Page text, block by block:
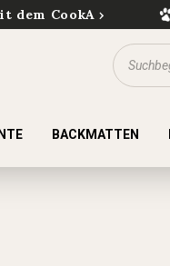
dem CookA
BACKMATTEN